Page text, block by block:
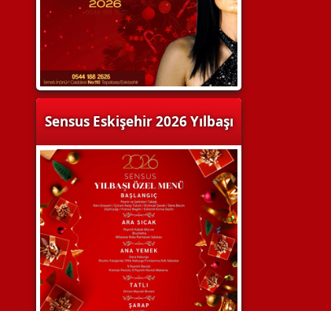
Sensus Eskişehir 2026 Yılbaşı